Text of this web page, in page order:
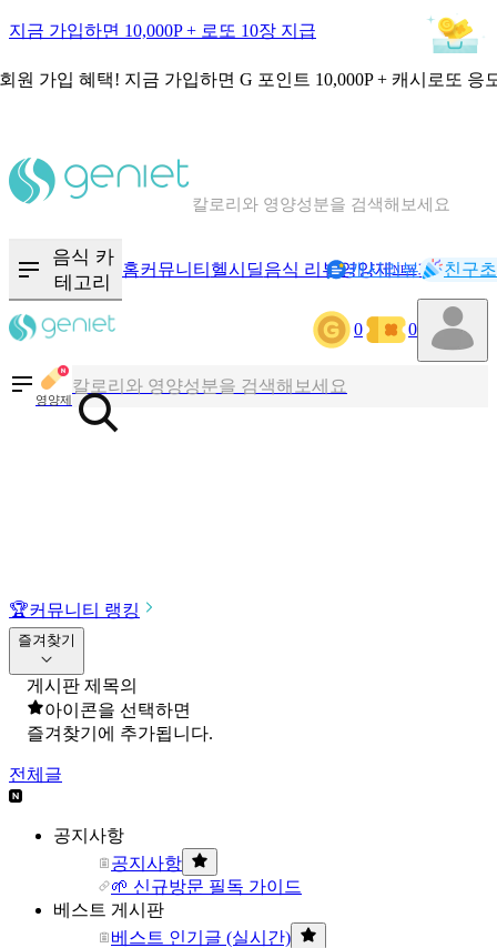
지금 가입하면 10,000P + 로또 10장 지급
원 가입 혜택! 지금 가입하면 G 포인트 10,000P + 캐시로또 응
혈당 · 다이어트 음식 검색해보세요
음식 카
테고리
홈커뮤니티 헬시딜음식 리뷰영양제NEW기록
캐시리뷰 친구
0 0
영양제
칼로리와 영양성분을 검색해보세요
혈당 · 다이어트 음식 검색해보세요
음식 · 영양제 리뷰를 찾아보세요
🏆커뮤니티 랭킹
즐겨찾기
게시판 제목의
아이콘을 선택하면
즐겨찾기에 추가됩니다.
전체글
공지사항
공지사항
🌱 신규방문 필독 가이드
베스트 게시판
베스트 인기글 (실시간)